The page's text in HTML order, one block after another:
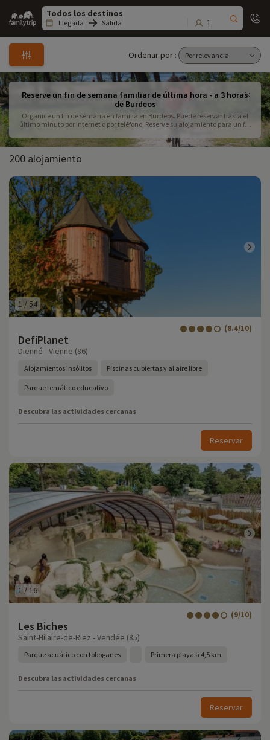
Family
trip
Llegada Salida 1
Ordenar por :
Reserve un fin de semana familiar de última hora - a 3 horas
de Burdeos
Organice un fin de semana en familia en Burdeos. Puede reservar hasta el
último minuto por Internet o por teléfono. Reserve su alojamiento para un fin
200 alojamiento
1 /54
DefiPlanet
(8.4/10)
Dienné - Vienne (86)
Alojamientos insólitos Piscinas cubiertas y al aire libre
Parque temático educativo
Descubra las actividades cercanas
Reservar
1 /16
Les Biches
(9/10)
Saint-Hilaire-de-Riez - Vendée (85)
Parque acuático con toboganes Primera playa a 4,5 km
Descubra las actividades cercanas
Reservar